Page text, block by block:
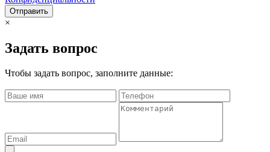
Отправить
×
Задать вопрос
Чтобы задать вопрос, заполните данные: